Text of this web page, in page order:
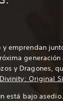
y emprendan
y Dragones,
Divinity: Original
está bajo